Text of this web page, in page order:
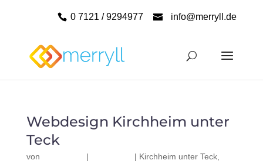
0 7121 / 9294977 info@merryll.de
Webdesign Kirchheim unter
Teck
von | | Kirchheim unter Teck,